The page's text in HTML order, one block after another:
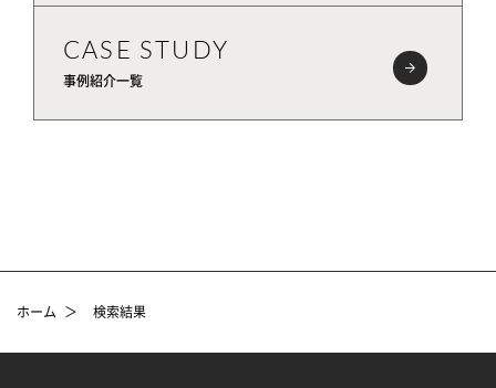
CASE STUDY
事例紹介一覧
ホーム ＞ 検索結果